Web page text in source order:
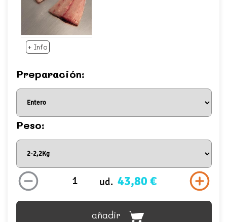
+ Info
Preparación:
Peso:
ud. 43,80 €
añadir